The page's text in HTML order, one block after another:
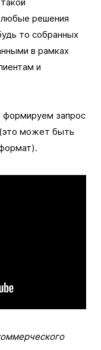
любые решения
то собранных
в рамках
и
формируем запрос
может быть